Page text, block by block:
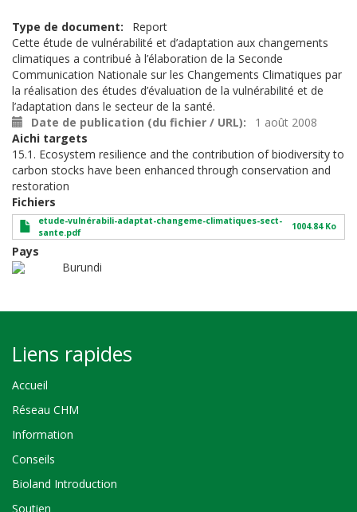
Type de document
Report
Cette étude de vulnérabilité et d’adaptation aux changements
climatiques a contribué à l’élaboration de la Seconde
Communication Nationale sur les Changements Climatiques par
la réalisation des études d’évaluation de la vulnérabilité et de
l’adaptation dans le secteur de la santé.
Date de publication (du fichier / URL)
1 août 2008
Aichi targets
15.1. Ecosystem resilience and the contribution of biodiversity to
carbon stocks have been enhanced through conservation and
restoration
Fichiers
etude-vulnérabili-adaptat-changeme-climatiques-sect-
sante.pdf
1004.84 Ko
Pays
Burundi
Liens rapides
Accueil
Réseau CHM
Information
Conseils
Bioland Introduction
Soutien